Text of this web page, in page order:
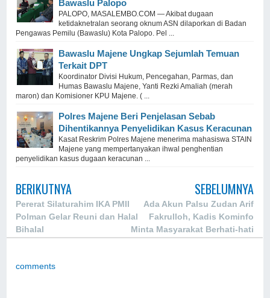
Bawaslu Palopo
PALOPO, MASALEMBO.COM — Akibat dugaan
ketidaknetralan seorang oknum ASN dilaporkan di Badan
Pengawas Pemilu (Bawaslu) Kota Palopo. Pel ...
Bawaslu Majene Ungkap Sejumlah Temuan
Terkait DPT
Koordinator Divisi Hukum, Pencegahan, Parmas, dan
Humas Bawaslu Majene, Yanti Rezki Amaliah (merah
maron) dan Komisioner KPU Majene. ( ...
Polres Majene Beri Penjelasan Sebab
Dihentikannya Penyelidikan Kasus Keracunan
Kasat Reskrim Polres Majene menerima mahasiswa STAIN
Majene yang mempertanyakan ihwal penghentian
penyelidikan kasus dugaan keracunan ...
BERIKUTNYA
Pererat Silaturahim IKA PMII
Polman Gelar Reuni dan Halal
Bihalal
SEBELUMNYA
Ada Akun Palsu Zudan Arif
Fakrulloh, Kadis Kominfo
Minta Masyarakat Berhati-hati
comments